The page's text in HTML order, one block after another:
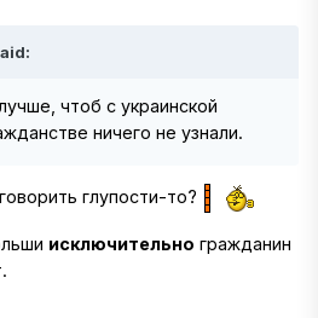
чтоб с украинской
ничего не узнали.
глупости-то?
исключительно гражданин